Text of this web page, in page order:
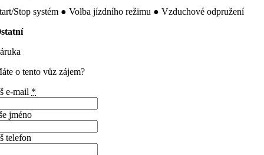
Stop systém ● Volba jízdního režimu ● Vzduchové odpružení
o tento vůz zájem?
e-mail *
jméno
telefon